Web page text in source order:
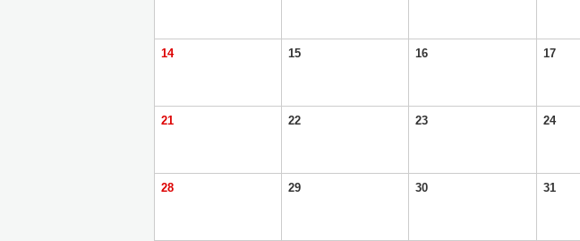
14 15 16 17
21 22 23 24
28 29 30 31